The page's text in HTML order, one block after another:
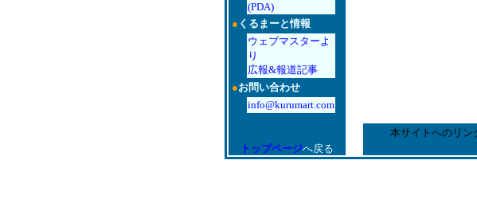
(PDA)
● くるまーと情報
ウェブマスターよ
り
広報&報道記事
●お問い合わせ
info@kurumart.com
トップページへ戻る
本サイトへのリン